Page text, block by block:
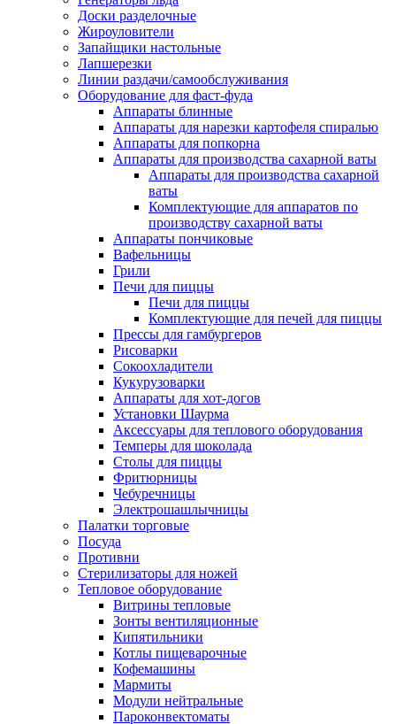
Доски разделочные
Жироуловители
Запайщики настольные
Лапшерезки
Линии раздачи/самообслуживания
Оборудование для фаст-фуда
Аппараты блинные
Аппараты для нарезки картофеля спиралью
Аппараты для попкорна
Аппараты для производства сахарной ваты
Аппараты для производства сахарной
ваты
Комплектующие для аппаратов по
производству сахарной ваты
Аппараты пончиковые
Вафельницы
Грили
Печи для пиццы
Печи для пиццы
Комплектующие для печей для пиццы
Прессы для гамбургеров
Рисоварки
Сокоохладители
Кукурузоварки
Аппараты для хот-догов
Установки Шаурма
Аксессуары для теплового оборудования
Темперы для шоколада
Столы для пиццы
Фритюрницы
Чебуречницы
Электрошашлычницы
Палатки торговые
Посуда
Противни
Стерилизаторы для ножей
Тепловое оборудование
Витрины тепловые
Зонты вентиляционные
Кипятильники
Котлы пищеварочные
Кофемашины
Мармиты
Модули нейтральные
Пароконвектоматы